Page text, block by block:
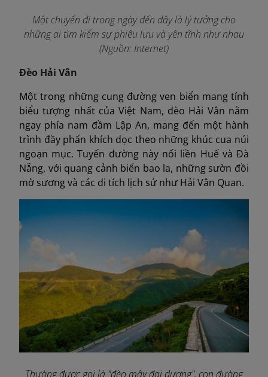
Một chuyến đi trong ngày đến đây là lý tưởng cho
những ai tìm kiếm sự phiêu lưu và yên tĩnh như nhau
(Nguồn: Internet)
Đèo Hải Vân
Một trong những cung đường ven biển mang tính
biểu tượng nhất của Việt Nam, đèo Hải Vân nằm
ngay phía nam đầm Lập An, mang đến một hành
trình đầy phấn khích dọc theo những khúc cua núi
ngoạn mục. Tuyến đường này nối liền Huế và Đà
Nẵng, với quang cảnh biển bao la, những sườn đồi
mờ sương và các di tích lịch sử như Hải Vân Quan.
Thường được gọi là "đèo mây đại dương", con đường